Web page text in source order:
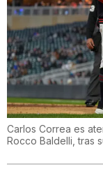
Carlos Correa es
Rocco Baldelli, tras